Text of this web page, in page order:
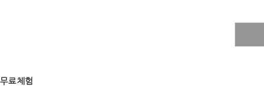
무료체험